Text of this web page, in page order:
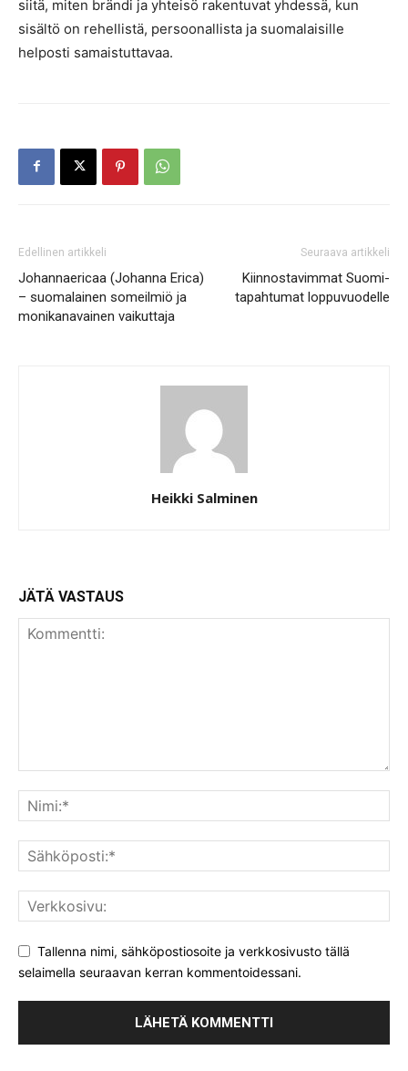
siitä, miten brändi ja yhteisö rakentuvat yhdessä, kun
sisältö on rehellistä, persoonallista ja suomalaisille
helposti samaistuttavaa.
Edellinen artikkeli
Johannaericaa (Johanna Erica)
– suomalainen someilmiö ja
monikanavainen vaikuttaja
Seuraava artikkeli
Kiinnostavimmat Suomi-
tapahtumat loppuvuodelle
Heikki Salminen
JÄTÄ VASTAUS
Tallenna nimi, sähköpostiosoite ja verkkosivusto tällä
selaimella seuraavan kerran kommentoidessani.